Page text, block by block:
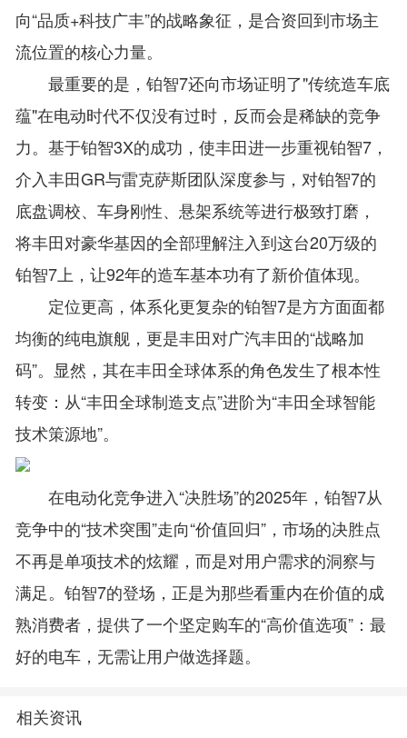
向“品质+科技广丰”的战略象征，是合资回到市场主
流位置的核心力量。
最重要的是，铂智7还向市场证明了"传统造车底
蕴"在电动时代不仅没有过时，反而会是稀缺的竞争
力。基于铂智3X的成功，使丰田进一步重视铂智7，
介入丰田GR与雷克萨斯团队深度参与，对铂智7的
底盘调校、车身刚性、悬架系统等进行极致打磨，
将丰田对豪华基因的全部理解注入到这台20万级的
铂智7上，让92年的造车基本功有了新价值体现。
定位更高，体系化更复杂的铂智7是方方面面都
均衡的纯电旗舰，更是丰田对广汽丰田的“战略加
码”。显然，其在丰田全球体系的角色发生了根本性
转变：从“丰田全球制造支点”进阶为“丰田全球智能
技术策源地”。
在电动化竞争进入“决胜场”的2025年，铂智7从
竞争中的“技术突围”走向“价值回归”，市场的决胜点
不再是单项技术的炫耀，而是对用户需求的洞察与
满足。铂智7的登场，正是为那些看重内在价值的成
熟消费者，提供了一个坚定购车的“高价值选项”：最
好的电车，无需让用户做选择题。
相关资讯